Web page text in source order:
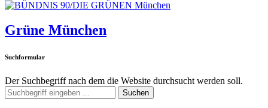
Grüne München
Suchformular
Der Suchbegriff nach dem die Website durchsucht werden soll.
Suchen